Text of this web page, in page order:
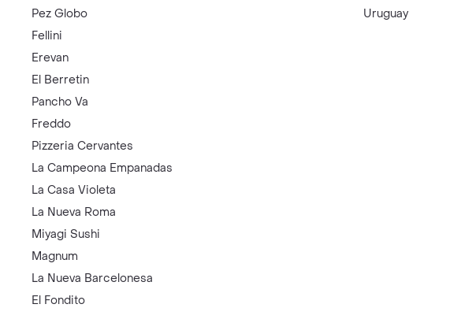
Pez Globo
Fellini
Erevan
El Berretin
Pancho Va
Freddo
Pizzeria Cervantes
La Campeona Empanadas
La Casa Violeta
La Nueva Roma
Miyagi Sushi
Magnum
La Nueva Barcelonesa
El Fondito
Uruguay